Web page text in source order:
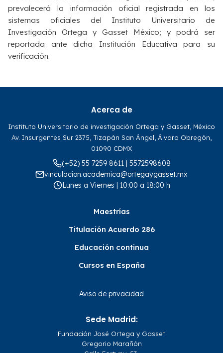
prevalecerá la información oficial registrada en los
sistemas oficiales del Instituto Universitario de
Investigación Ortega y Gasset México; y podrá ser
reportada ante dicha Institución Educativa para su
verificación.
Acerca de
Instituto Universitario de investigación Ortega y Gasset, México
Av. Insurgentes Sur 2375, Tizapán San Ángel, Álvaro Obregón,
01090 CDMX
(+52) 55 7259 8611 | 5572598608
vinculacion.academica@ortegaygasset.mx
Lunes a Viernes | 10:00 a 18:00 h
Maestrías
Titulación Acuerdo 286
Educación continua
Cursos en España
Aviso de privacidad
Sede Madrid:
Fundación José Ortega y Gasset
Gregorio Marañón